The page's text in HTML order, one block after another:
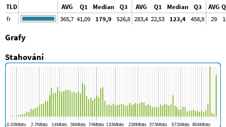
TLD
AVG Q1 Median Q3 AVG Q1 Median Q3 AVG
fr
365,7 41,09 179,9 526,8 283,4 22,53 123,4 458,9 29
Grafy
Stahování